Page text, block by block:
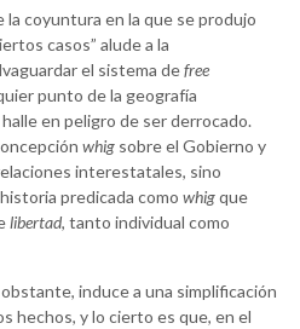
la coyuntura en la que se produjo
casos” alude a la
el sistema defree
punto de la geografía
en peligro de ser derrocado.
whig sobre el Gobierno y
interestatales, sino
predicada como whigque
libertad, tanto individual como
induce a una simplificación
hechos, y lo cierto es que, en el